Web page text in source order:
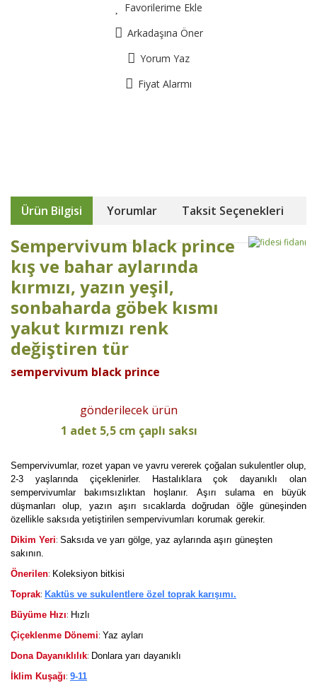
Favorilerime Ekle
Arkadaşına Öner
Yorum Yaz
Fiyat Alarmı
Ürün Bilgisi Yorumlar Taksit Seçenekleri
Sempervivum black prince
kış ve bahar aylarında
kırmızı, yazın yeşil,
sonbaharda göbek kısmı
yakut kırmızı renk
değiştiren tür
sempervivum black prince
gönderilecek ürün
1 adet 5,5 cm çaplı saksı
Sempervivumlar, rozet yapan ve yavru vererek çoğalan sukulentler olup,
2-3 yaşlarında çiçeklenirler. Hastalıklara çok dayanıklı olan
sempervivumlar bakımsızlıktan hoşlanır. Aşırı sulama en büyük
düşmanları olup, yazın aşırı sıcaklarda doğrudan öğle güneşinden
özellikle saksıda yetiştirilen sempervivumları korumak gerekir.
Dikim Yeri: Saksıda ve yarı gölge, yaz aylarında aşırı güneşten
sakının.
Önerilen: Koleksiyon bitkisi
Toprak: Kaktüs ve sukulentlere özel toprak karışımı.
Büyüme Hızı: Hızlı
Çiçeklenme Dönemi: Yaz ayları
Dona Dayanıklılık: Donlara yarı dayanıklı
İklim Kuşağı: 9-11